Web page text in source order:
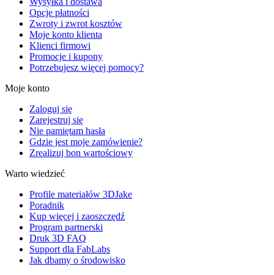
Opcje płatności
Zwroty i zwrot kosztów
Moje konto klienta
Klienci firmowi
Promocje i kupony
Potrzebujesz więcej pomocy?
Moje konto
Zaloguj się
Zarejestruj się
Nie pamiętam hasła
Gdzie jest moje zamówienie?
Zrealizuj bon wartościowy
Warto wiedzieć
Profile materiałów 3DJake
Poradnik
Kup więcej i zaoszczędź
Program partnerski
Druk 3D FAQ
Support dla FabLabs
Jak dbamy o środowisko